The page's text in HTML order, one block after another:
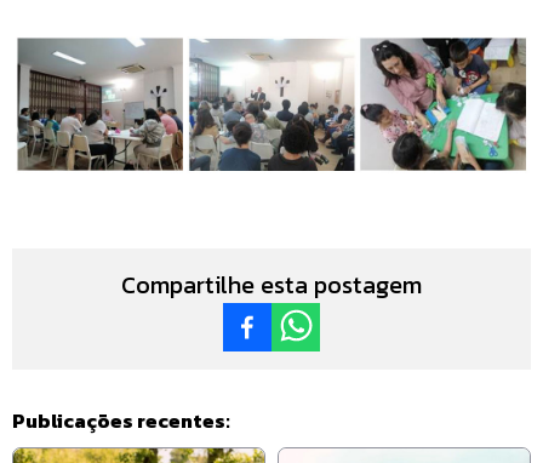
Compartilhe esta postagem
Publicações recentes: